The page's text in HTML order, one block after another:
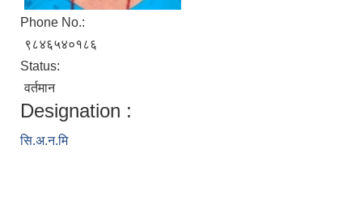
Phone No.:
९८४६५४०१८६
Status:
वर्तमान
Designation :
सि.अ.न.मि